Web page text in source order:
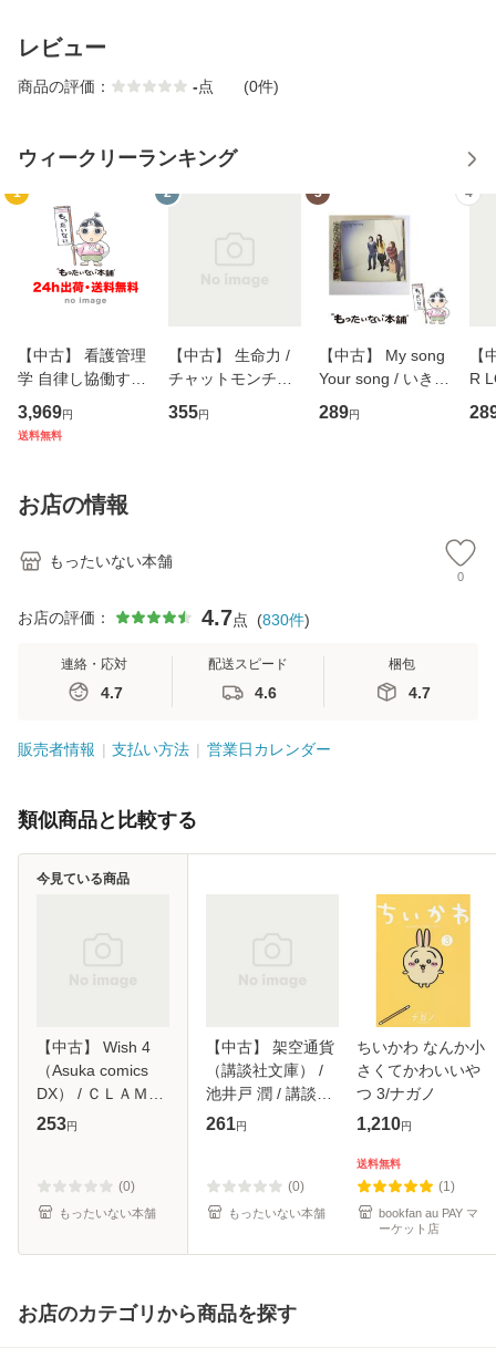
レビュー
商品の評価： -点 (0件)
ウィークリーランキング
1
【中古】 看護管理
学 自律し協働する
専門職の看護マネ
ジメントスキル 改
恵 藤本幸三 / 南江
堂 [単行
3,969円
送料無料
2
【中古】 生命力 /
チャットモンチー /
キューンレコード
[CD]【メール便送
355円
3
【中古】 My song
Your song / いきも
のがかり / [CD]
【メール便送料無
289円
4
【
R
産
お店の情報
もったいない本舗
0
お店の評価： 4.7点 (830件)
連絡・応対
4.7
配送スピード
4.6
梱包
4.7
販売者情報 支払い方法 営業日カレンダー
類似商品と比較する
【中古】 Wish 4
（Asuka comics
DX） / ＣＬＡＭＰ
/ 角川書店 [コミッ
253円
(0)
もったいない本舗
今見ている商品
【中古】 架空通貨
（講談社文庫） /
池井戸 潤 / 講談社
[文庫]【メール便送
261円
(0)
もったいない本舗
ちいかわ なんか小
さくてかわいいや
つ 3/ナガノ
1,210円
送料無料
(1)
bookfan au PAY マ
ーケット店
お店のカテゴリから商品を探す